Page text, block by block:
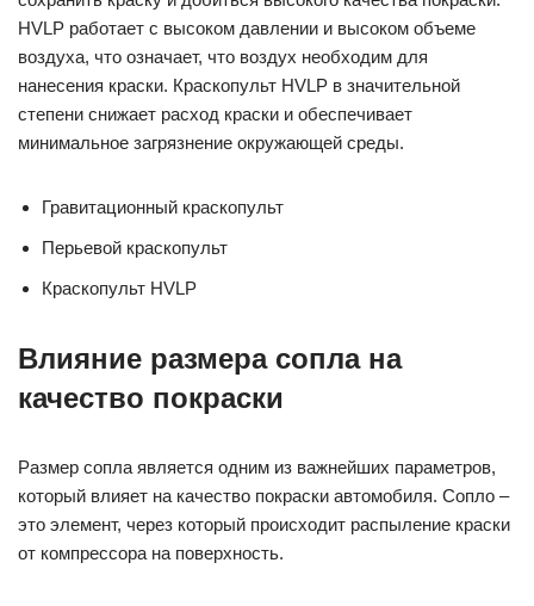
HVLP работает с высоком давлении и высоком объеме
воздуха, что означает, что воздух необходим для
нанесения краски. Краскопульт HVLP в значительной
степени снижает расход краски и обеспечивает
минимальное загрязнение окружающей среды.
Гравитационный краскопульт
Перьевой краскопульт
Краскопульт HVLP
Влияние размера сопла на
качество покраски
Размер сопла является одним из важнейших параметров,
который влияет на качество покраски автомобиля. Сопло –
это элемент, через который происходит распыление краски
от компрессора на поверхность.